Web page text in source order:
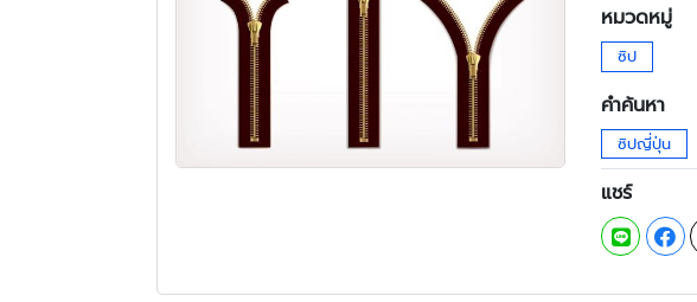
หมวดหมู่
ซิป
คำค้นหา
ซิปญี่ปุ่น
แชร์